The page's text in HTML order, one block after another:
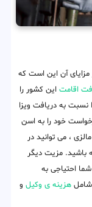
مزایای آن این است که
اقامت این کشور را
نسبت به دریافت ویزا
خود را به اسن
، می توانید در
باشید. مزیت دیگر
احتیاجی به
شامل هزینه ی وکیل و